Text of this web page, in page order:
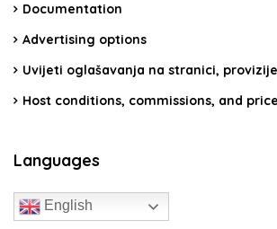
Documentation
Advertising options
Uvijeti oglašavanja na stranici,
Host conditions, commissions, and
Languages
English